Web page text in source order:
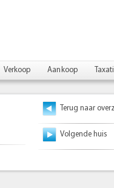
Verkoop Aankoop
Terug naar
Volgende huis